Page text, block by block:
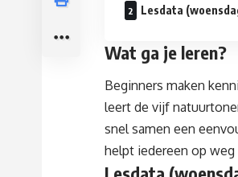
Lesdata
Wat ga je leren?
Beginners maken
leert de vijf
snel samen een
helpt iedereen op